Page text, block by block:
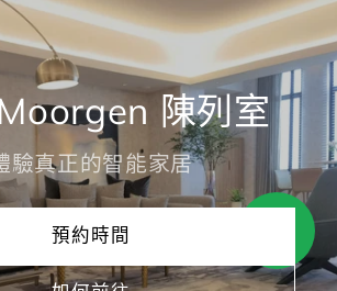
陳列室
驗真正的智能家居
預約時間